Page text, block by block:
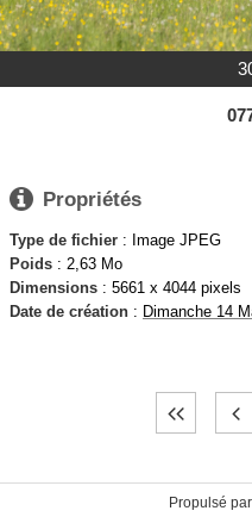
 Propriétés
Type de fichier : Image JPEG
Poids : 2,63 Mo
Dimensions : 5661 x 4044 pixels
Date de création : Dimanche 14
Propulsé par